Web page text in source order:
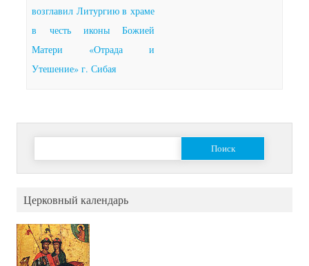
возглавил Литургию в храме
в честь иконы Божией
Матери «Отрада и
Утешение» г. Сибая
Найти:
Церковный календарь